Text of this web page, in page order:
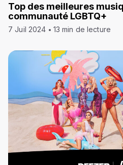
Top des meilleures
communauté LGBTQ+
7 Juil 2024 13 min de lecture